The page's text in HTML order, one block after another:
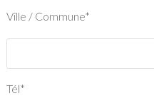
Ville / Commune*
Tél*